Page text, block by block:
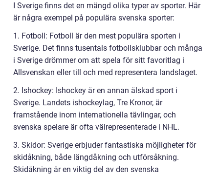
I Sverige finns det en mängd olika typer av sporter. Här
är några exempel på populära svenska sporter:
1. Fotboll: Fotboll är den mest populära sporten i
Sverige. Det finns tusentals fotbollsklubbar och många
i Sverige drömmer om att spela för sitt favoritlag i
Allsvenskan eller till och med representera landslaget.
2. Ishockey: Ishockey är en annan älskad sport i
Sverige. Landets ishockeylag, Tre Kronor, är
framstående inom internationella tävlingar, och
svenska spelare är ofta välrepresenterade i NHL.
3. Skidor: Sverige erbjuder fantastiska möjligheter för
skidåkning, både längdåkning och utförsåkning.
Skidåkning är en viktig del av den svenska